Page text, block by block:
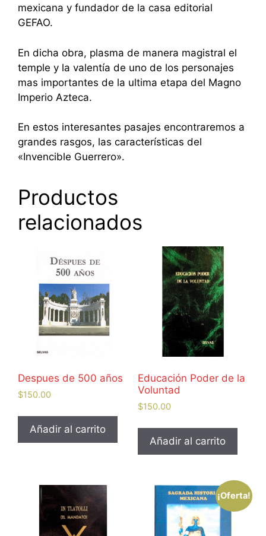
mexicana y fundador de la casa editorial
GEFAO.
En dicha obra, plasma de manera magistral el
temple y la valentía de uno de los personajes
mas importantes de la ultima etapa del Magno
Imperio Azteca.
En estos interesantes pasajes encontraremos a
grandes rasgos, las características del
«Invencible Guerrero».
Productos
relacionados
Despues de 500 años
$150.00
Añadir al carrito
Educación Poder de la
Voluntad
$150.00
Añadir al carrito
¡Oferta!